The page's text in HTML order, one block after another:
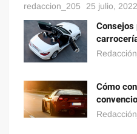
redaccion_205 25 julio, 2022
Cómo